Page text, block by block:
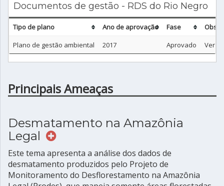
Documentos de gestão - RDS do Rio Negro
Tipo de plano Ano de aprovação Fase
Plano de gestão ambiental
2017 Aprovado Ver
Principais Ameaças
Desmatamento na Amazônia
Legal
Este tema apresenta a análise dos dados de
desmatamento produzidos pelo Projeto de
Monitoramento do Desflorestamento na Amazônia